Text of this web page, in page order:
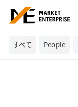
すべて People